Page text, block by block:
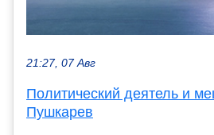
21:27, 07 Авг
Политический деятель и
Пушкарев